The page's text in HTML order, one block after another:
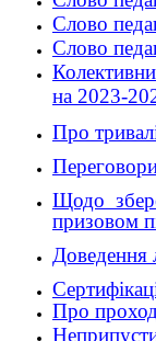
Слово
Слово
на 2023-
Про
Щодо
призовом
Доведення
Про